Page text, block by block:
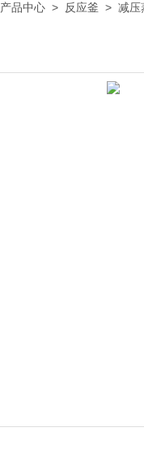
产品中心 > 反应釜 > 减压